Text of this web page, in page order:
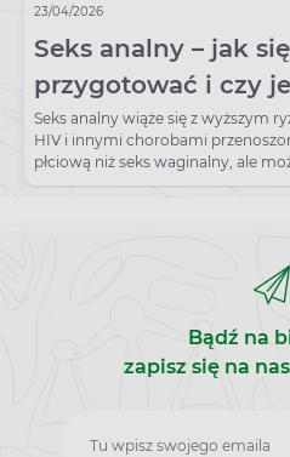
23/04/2026
Seks analny – jak się
przygotować i czy
bezpieczny?
przewodnik
Seks analny wiąże się z wyższym
HIV i innymi chorobami
płciową niż seks waginalny, ale
zmniejszyć.
Bądź na
zapisz się na
Zapisz